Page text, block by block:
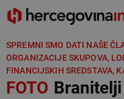
SPREMNI SMO DATI NAŠE
ORGANIZACIJE SKUPOVA,
FINANCIJSKIH SREDSTAVA,
FOTOBranitelji